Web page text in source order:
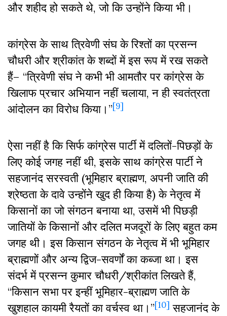
और शहीद हो सकते थे, जो कि उन्होंने किया भी।
कांग्रेस के साथ त्रिवेणी संघ के रिश्तों का प्रसन्न
चौधरी और श्रीकांत के शब्दों में इस रूप में रख सकते
हैं– “त्रिवेणी संघ ने कभी भी आमतौर पर कांग्रेस के
खिलाफ प्रचार अभियान नहीं चलाया, न ही स्वतंत्रता
आंदोलन का विरोध किया।”[9]
ऐसा नहीं है कि सिर्फ कांग्रेस पार्टी में दलितों-पिछड़ों के
लिए कोई जगह नहीं थी, इसके साथ कांग्रेस पार्टी ने
सहजानंद सरस्वती (भूमिहार ब्राह्मण, अपनी जाति की
श्रेष्ठता के दावे उन्होंने खुद ही किया है) के नेतृत्व में
किसानों का जो संगठन बनाया था, उसमें भी पिछड़ी
जातियों के किसानों और दलित मजदूरों के लिए बहुत कम
जगह थी। इस किसान संगठन के नेतृत्व में भी भूमिहार
ब्राह्मणों और अन्य द्विज-सवर्णों का कब्जा था। इस
संदर्भ में प्रसन्न कुमार चौधरी/श्रीकांत लिखते हैं,
“किसान सभा पर इन्हीं भूमिहार-ब्राह्मण जाति के
खुशहाल कायमी रैयतों का वर्चस्व था।”[10] सहजानंद के